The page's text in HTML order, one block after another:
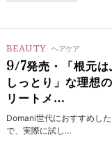
BEAUTY ヘアケア
9/7発売・「根元は
しっとり」な理想
リートメ…
Domani世代におすすめし
で、実際に試し…